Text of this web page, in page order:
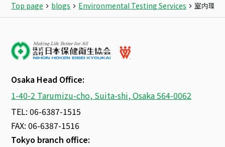
Top page blogs Environmental Testing Services 室内環境
Osaka Head Office:
1-40-2 Tarumizu-cho, Suita-shi, Osaka 564-0062
TEL: 06-6387-1515
FAX: 06-6387-1516
Tokyo branch office: